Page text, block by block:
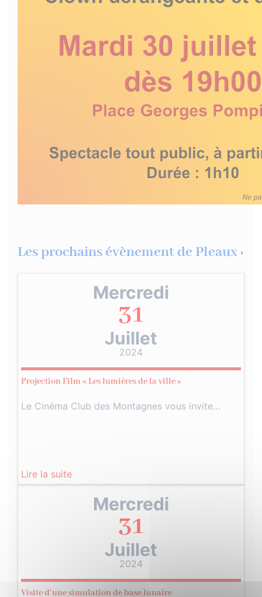
Les prochains évènement de Pleaux :
Mercredi
31
Juillet
2024
Projection Film « Les lumières de la ville »
Le Cinéma Club des Montagnes vous invite…
Lire la suite
Mercredi
31
Juillet
2024
Visite d’une simulation de base lunaire